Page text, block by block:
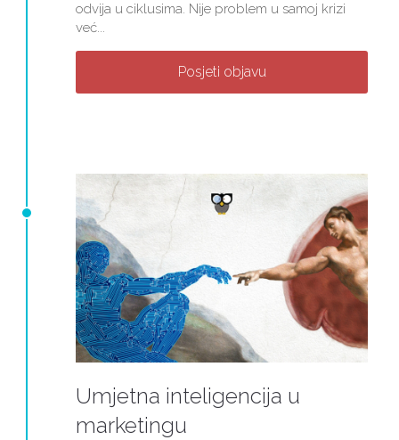
odvija u ciklusima. Nije problem u samoj krizi
već...
Posjeti objavu
Umjetna inteligencija u
marketingu